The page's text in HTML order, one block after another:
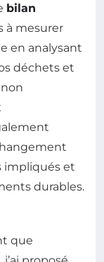
bilan
à mesurer
en analysant
déchets et
impliqués et
durables.
que